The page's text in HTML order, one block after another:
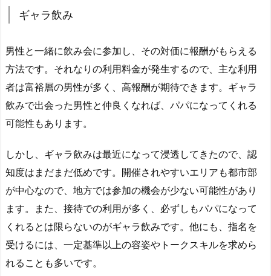
ギャラ飲み
男性と一緒に飲み会に参加し、その対価に報酬がもらえる
方法です。それなりの利用料金が発生するので、主な利用
者は富裕層の男性が多く、高報酬が期待できます。ギャラ
飲みで出会った男性と仲良くなれば、パパになってくれる
可能性もあります。
しかし、ギャラ飲みは最近になって浸透してきたので、認
知度はまだまだ低めです。開催されやすいエリアも都市部
が中心なので、地方では参加の機会が少ない可能性があり
ます。また、接待での利用が多く、必ずしもパパになって
くれるとは限らないのがギャラ飲みです。他にも、指名を
受けるには、一定基準以上の容姿やトークスキルを求めら
れることも多いです。